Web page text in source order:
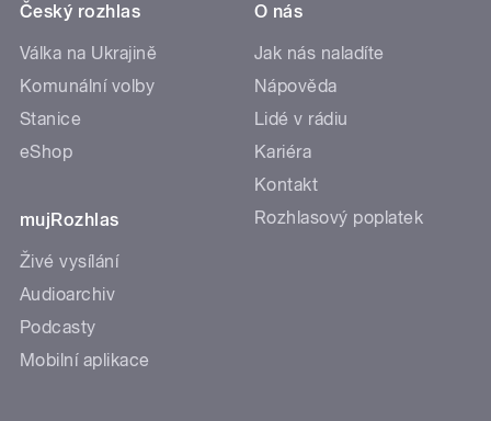
Český rozhlas
Válka na Ukrajině
Komunální volby
Stanice
eShop
mujRozhlas
Živé vysílání
Audioarchiv
Podcasty
Mobilní aplikace
O nás
Jak nás naladíte
Nápověda
Lidé v rádiu
Kariéra
Kontakt
Rozhlasový poplatek